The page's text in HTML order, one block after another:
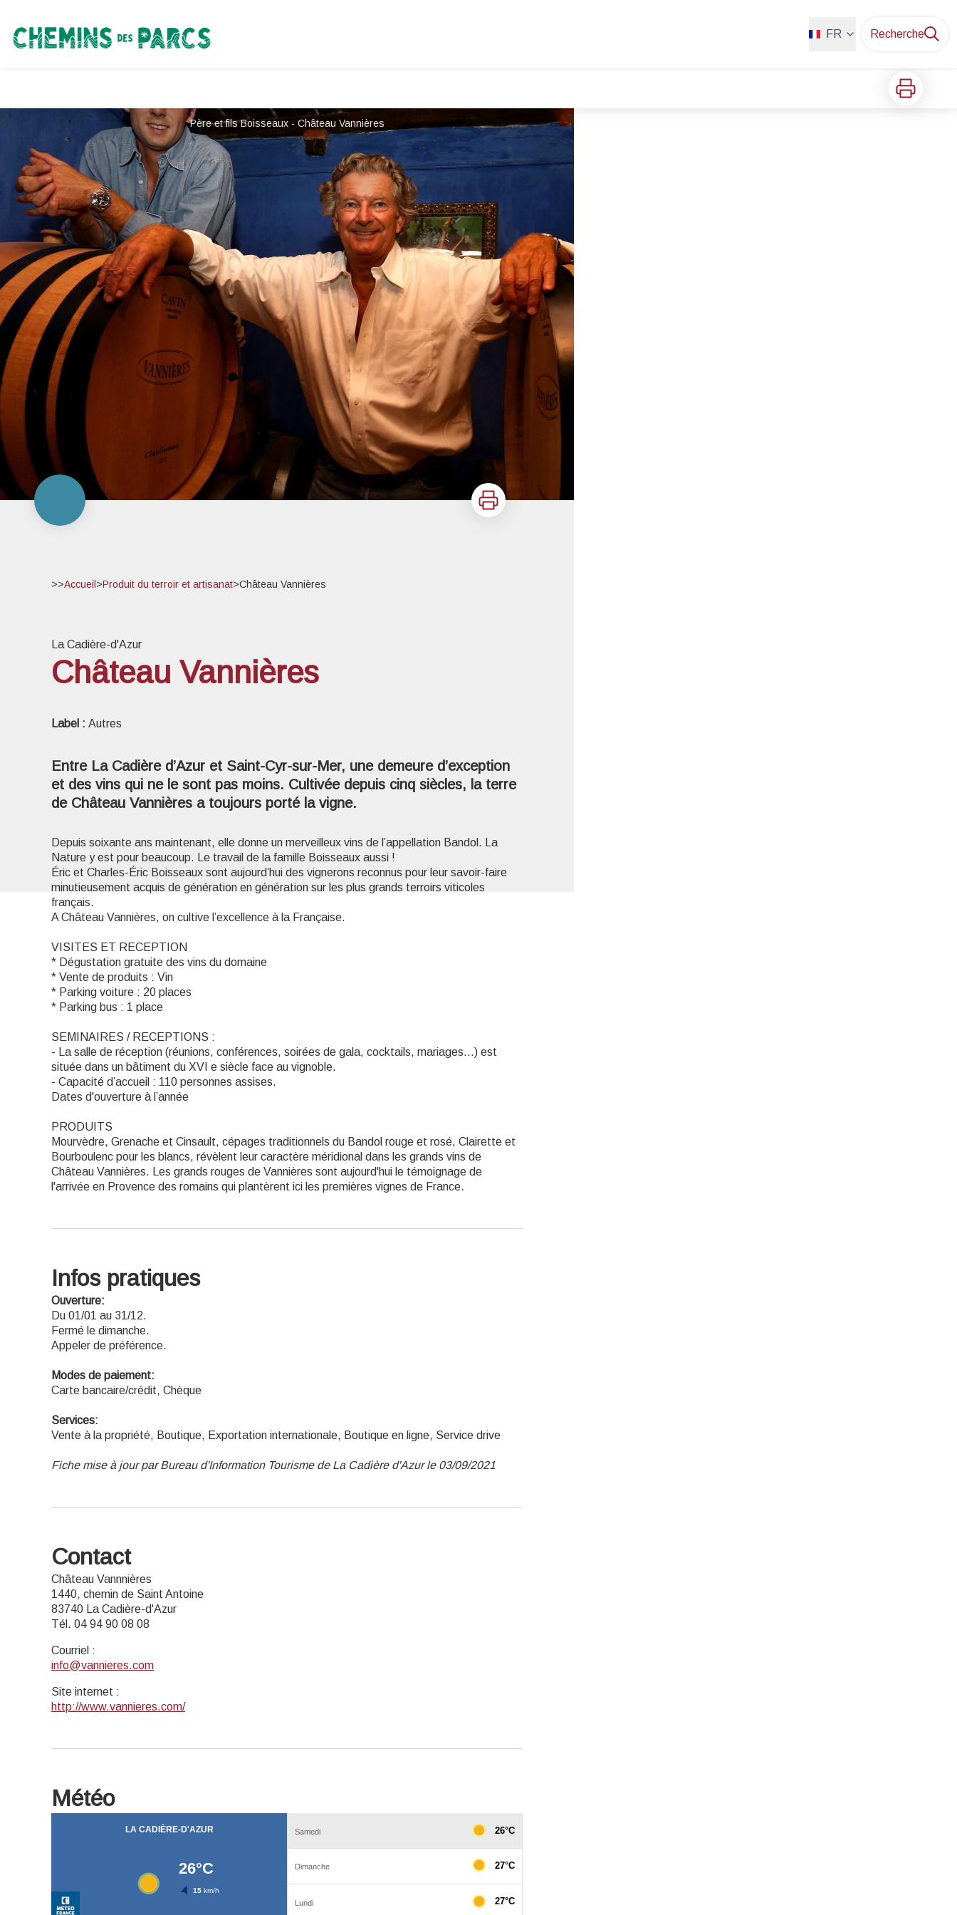
Chemins des Parcs FR Recherche
Imprimer
Père et fils Boisseaux - Château Vannières
Imprimer
>>Accueil >Produit du terroir et artisanat>Château Vannières
La Cadière-d'Azur
Château Vannières
Label : Autres
Entre La Cadière d’Azur et Saint-Cyr-sur-Mer, une demeure d’exception
et des vins qui ne le sont pas moins. Cultivée depuis cinq siècles, la terre
de Château Vannières a toujours porté la vigne.
Depuis soixante ans maintenant, elle donne un merveilleux vins de l’appellation Bandol. La
Nature y est pour beaucoup. Le travail de la famille Boisseaux aussi !
Éric et Charles-Éric Boisseaux sont aujourd’hui des vignerons reconnus pour leur savoir-faire
minutieusement acquis de génération en génération sur les plus grands terroirs viticoles
français.
A Château Vannières, on cultive l’excellence à la Française.
VISITES ET RECEPTION
* Dégustation gratuite des vins du domaine
* Vente de produits : Vin
* Parking voiture : 20 places
* Parking bus : 1 place
SEMINAIRES / RECEPTIONS :
- La salle de réception (réunions, conférences, soirées de gala, cocktails, mariages...) est
située dans un bâtiment du XVI e siècle face au vignoble.
- Capacité d’accueil : 110 personnes assises.
Dates d'ouverture à l’année
PRODUITS
Mourvèdre, Grenache et Cinsault, cépages traditionnels du Bandol rouge et rosé, Clairette et
Bourboulenc pour les blancs, révèlent leur caractère méridional dans les grands vins de
Château Vannières. Les grands rouges de Vannières sont aujourd'hui le témoignage de
l'arrivée en Provence des romains qui plantèrent ici les premières vignes de France.
Infos pratiques
Ouverture:
Du 01/01 au 31/12.
Fermé le dimanche.
Appeler de préférence.
Modes de paiement:
Carte bancaire/crédit, Chèque
Services:
Vente à la propriété, Boutique, Exportation internationale, Boutique en ligne, Service drive
Fiche mise à jour par Bureau d'Information Tourisme de La Cadière d'Azur le 03/09/2021
Contact
Château Vannnières
1440, chemin de Saint Antoine
83740 La Cadière-d'Azur
Tél. 04 94 90 08 08
Courriel :
info@vannieres.com
Site internet :
http://www.vannieres.com/
Météo